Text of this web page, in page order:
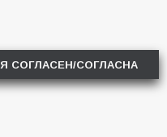
Я СОГЛАСЕН/СОГЛАСНА